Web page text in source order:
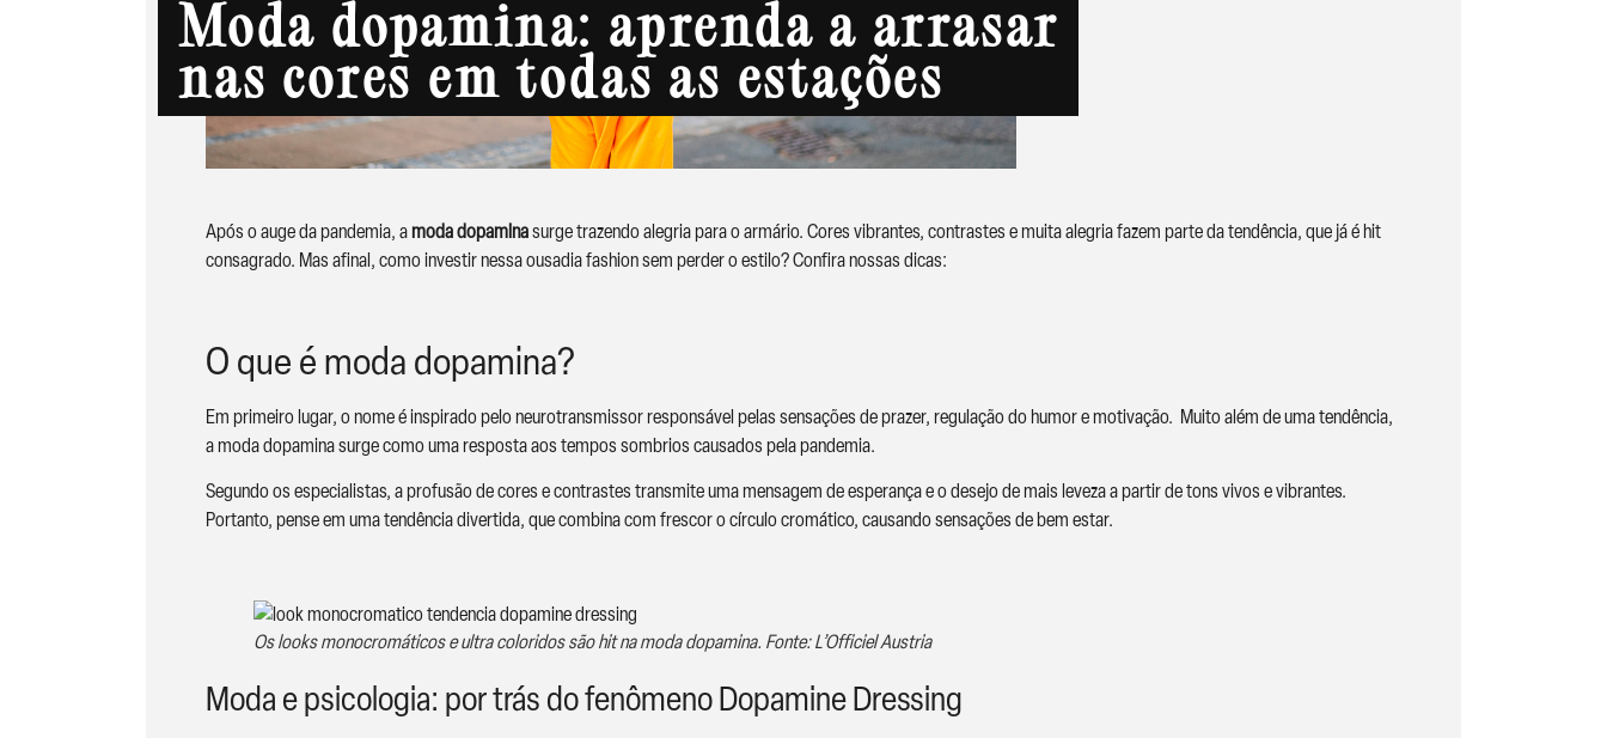
Moda dopamina: aprenda a arrasar
nas cores em todas as estações
Após o auge da pandemia, amoda dopaminasurge trazendo alegria para o armário. Cores vibrantes, contrastes e muita alegria fazem parte da tendência, que já é hit
consagrado. Mas afinal, como investir nessa ousadia fashion sem perder o estilo? Confira nossas dicas:
O que é moda dopamina?
Em primeiro lugar, o nome é inspirado pelo neurotransmissor responsável pelas sensações de prazer, regulação do humor e motivação. Muito além de uma tendência,
a moda dopamina surge como uma resposta aos tempos sombrios causados pela pandemia.
Segundo os especialistas, a profusão de cores e contrastes transmite uma mensagem de esperança e o desejo de mais leveza a partir de tons vivos e vibrantes.
Portanto, pense em uma tendência divertida, que combina com frescor o círculo cromático, causando sensações de bem estar.
Os looks monocromáticos e ultra coloridos são hit na moda dopamina. Fonte: L’Officiel Austria
Moda e psicologia: por trás do fenômeno Dopamine Dressing